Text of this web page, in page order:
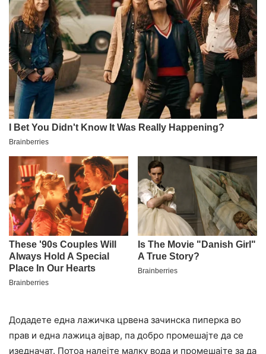
Додадете една лажичка црвена зачинска пиперка во
прав и една лажица ајвар, па добро промешајте да се
изедначат. Потоа налејте малку вода и промешајте за да